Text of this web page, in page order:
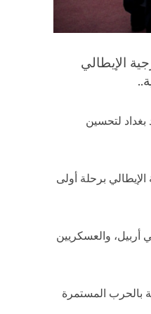
الإيطالي
بغداد لتحسين
برحلة أولى
أربيل، والعسكريين
بالحرب المستمرة